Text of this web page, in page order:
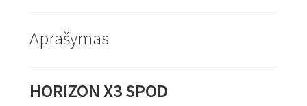
Aprašymas
HORIZON X3 SPOD